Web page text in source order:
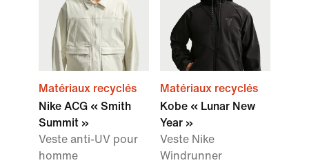
Matériaux recyclés
Nike ACG « Smith
Summit »
Veste anti-UV pour
homme
Matériaux recyclés
Kobe « Lunar New
Year »
Veste Nike
Windrunner